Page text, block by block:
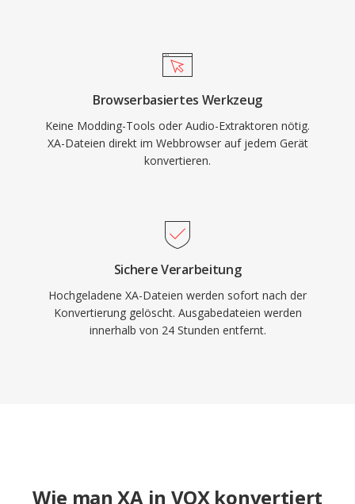
Browserbasiertes Werkzeug
Keine Modding-Tools oder Audio-Extraktoren nötig.
XA-Dateien direkt im Webbrowser auf jedem Gerät
konvertieren.
Sichere Verarbeitung
Hochgeladene XA-Dateien werden sofort nach der
Konvertierung gelöscht. Ausgabedateien werden
innerhalb von 24 Stunden entfernt.
Wie man XA in VOX konvertiert